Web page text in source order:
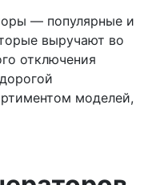
— популярные и
выручают во
отключения
моделей,